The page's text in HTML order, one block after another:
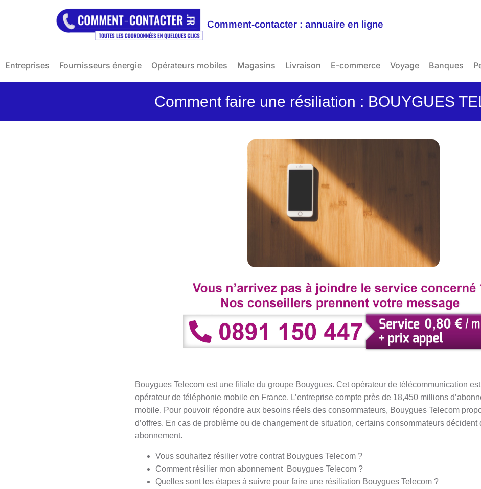
Comment-contacter : annuaire en ligne
Entreprises Fournisseurs énergie Opérateurs mobiles Magasins Livraison E-commerce Voyage Banques
Comment faire une résiliation : BOUYGUES
Bouygues Telecom est une filiale du groupe Bouygues. Cet opérateur de télécommunication
opérateur de téléphonie mobile en France. L’entreprise compte près de 18,450 millions
mobile. Pour pouvoir répondre aux besoins réels des consommateurs, Bouygues Telecom
d’offres. En cas de problème ou de changement de situation, certains consommateurs décident
abonnement.
Vous souhaitez résilier votre contrat Bouygues Telecom ?
Comment résilier mon abonnement Bouygues Telecom ?
Quelles sont les étapes à suivre pour faire une résiliation Bouygues Telecom ?